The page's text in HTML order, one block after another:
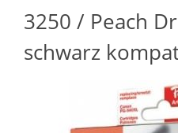
3250 / Peach
schwarz